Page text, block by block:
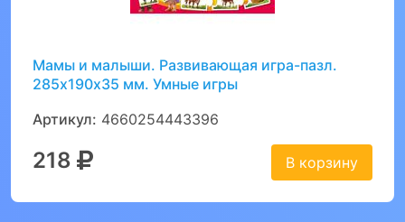
Мамы и малыши. Развивающая игра-пазл.
285х190х35 мм. Умные игры
Артикул: 4660254443396
218 В корзину